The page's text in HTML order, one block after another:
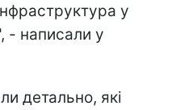
у
- написали у
детально, які